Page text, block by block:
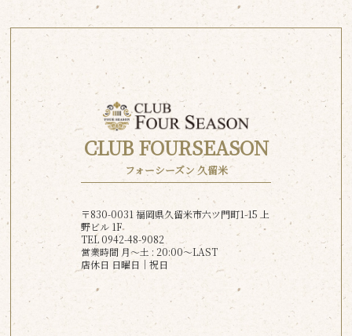
CLUB FOURSEASON
フォーシーズン 久留米
〒830-0031 福岡県久留米市六ツ門町1-15 上
野ビル 1F
TEL 0942-48-9082
営業時間 月〜土 : 20:00～LAST
店休日 日曜日│祝日